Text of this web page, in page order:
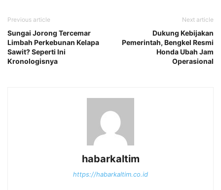
Previous article
Sungai Jorong Tercemar
Limbah Perkebunan Kelapa
Sawit? Seperti Ini
Kronologisnya
Next article
Dukung Kebijakan
Pemerintah, Bengkel Resmi
Honda Ubah Jam
Operasional
habarkaltim
https://habarkaltim.co.id